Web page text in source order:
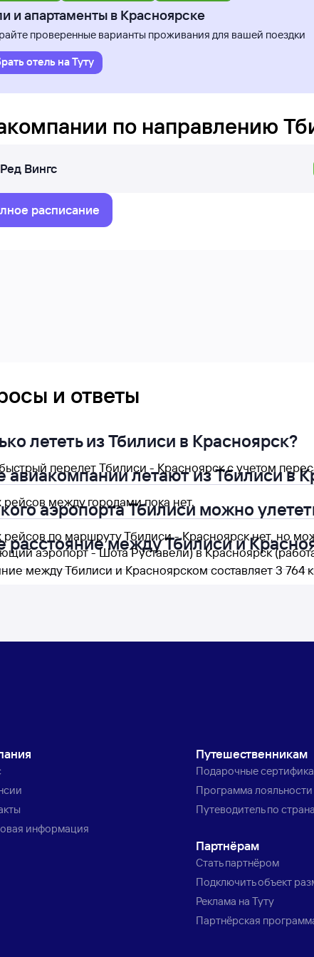
и апартаменты в Красноярске
проверенные варианты проживания для вашей поездки
отель на Туту
по направлению
Ред Вингс
расписание
и ответы
лететь из Тбилиси в Красноярск?
перелет Тбилиси - Красноярск с учетом
авиакомпании летают из Тбилиси в
между городами пока нет.
аэропорта Тбилиси можно
по маршруту Тбилиси - Красноярск нет, но
аэропорт - Шота Руставели) в Красноярск
расстояние между Тбилиси и
между Тбилиси и Красноярском составляет 3 764
информация
Путешественникам
Подарочные
Программа лояльности
Путеводитель по
Партнёрам
Стать партнёром
Подключить объект
Реклама на Туту
Партнёрская